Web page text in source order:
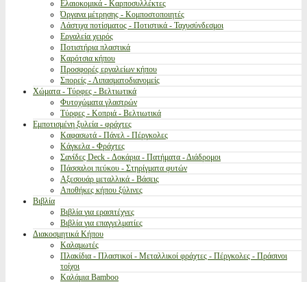
Ελαιοκομικά - Καρποσυλλέκτες
Όργανα μέτρησης - Κομποστοποιητές
Λάστιχα ποτίσματος - Ποτιστικά - Ταχυσύνδεσμοι
Εργαλεία χειρός
Ποτιστήρια πλαστικά
Καρότσια κήπου
Προσφορές εργαλείων κήπου
Σπορείς - Λιπασματοδιανομείς
Χώματα - Τύρφες - Βελτιωτικά
Φυτοχώματα γλαστρών
Τύρφες - Κοπριά - Βελτιωτικά
Εμποτισμένη ξυλεία - φράχτες
Καφασωτά - Πάνελ - Πέργκολες
Κάγκελα - Φράχτες
Σανίδες Deck - Δοκάρια - Πατήματα - Διάδρομοι
Πάσσαλοι πεύκου - Στηρίγματα φυτών
Αξεσουάρ μεταλλικά - Βάσεις
Αποθήκες κήπου ξύλινες
Βιβλία
Βιβλία για ερασιτέχνες
Βιβλία για επαγγελματίες
Διακοσμητικά Κήπου
Καλαμωτές
Πλακίδια - Πλαστικοί - Μεταλλικοί φράχτες - Πέργκολες - Πράσινοι
τοίχοι
Καλάμια Bamboo